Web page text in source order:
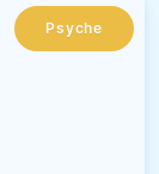
Psyche